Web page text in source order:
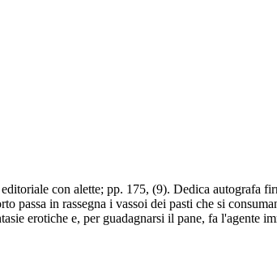
con alette; pp. 175, (9). Dedica autografa
passa in rassegna i vassoi dei pasti che si
erotiche e, per guadagnarsi il pane, fa l'agente